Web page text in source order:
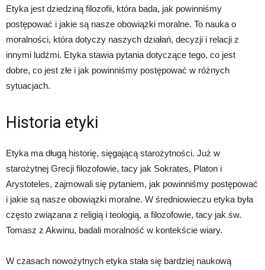
Etyka jest dziedziną filozofii, która bada, jak powinniśmy
postępować i jakie są nasze obowiązki moralne. To nauka o
moralności, która dotyczy naszych działań, decyzji i relacji z
innymi ludźmi. Etyka stawia pytania dotyczące tego, co jest
dobre, co jest złe i jak powinniśmy postępować w różnych
sytuacjach.
Historia etyki
Etyka ma długą historię, sięgającą starożytności. Już w
starożytnej Grecji filozofowie, tacy jak Sokrates, Platon i
Arystoteles, zajmowali się pytaniem, jak powinniśmy postępować
i jakie są nasze obowiązki moralne. W średniowieczu etyka była
często związana z religią i teologią, a filozofowie, tacy jak św.
Tomasz z Akwinu, badali moralność w kontekście wiary.
W czasach nowożytnych etyka stała się bardziej naukową